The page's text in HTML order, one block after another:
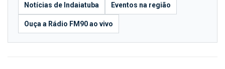
Notícias de Indaiatuba Eventos na região
Ouça a Rádio FM90 ao vivo